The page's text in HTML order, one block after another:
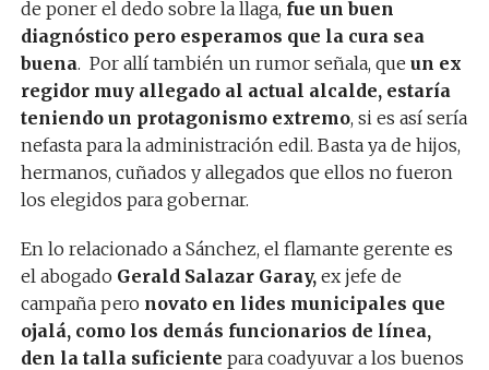
de poner el dedo sobre la llaga, fue un buen
diagnóstico pero esperamos que la cura sea
buena. Por allí también un rumor señala, que un ex
regidor muy allegado al actual alcalde, estaría
teniendo un protagonismo extremo, si es así sería
nefasta para la administración edil. Basta ya de hijos,
hermanos, cuñados y allegados que ellos no fueron
los elegidos para gobernar.
En lo relacionado a Sánchez, el flamante gerente es
el abogado Gerald Salazar Garay,ex jefe de
campaña pero novato en lides municipales que
ojalá, como los demás funcionarios de línea,
den la talla suficiente para coadyuvar a los buenos